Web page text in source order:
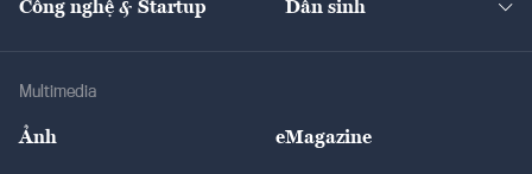
Tư vấn Nông sản
Công nghệ & Startup Dân sinh
Multimedia
Ảnh eMagazine